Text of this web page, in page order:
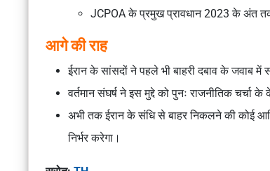
JCPOA के प्रमुख प्रावधान 2023 के अंत
आगे की राह
ईरान के सांसदों ने पहले भी बाहरी दबाव के जवाब में
वर्तमान संघर्ष ने इस मुद्दे को पुनः राजनीतिक चर्चा के
अभी तक ईरान के संधि से बाहर निकलने की कोई
निर्भर करेगा।